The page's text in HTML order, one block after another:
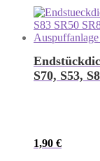
S70, S53,
1,90 €